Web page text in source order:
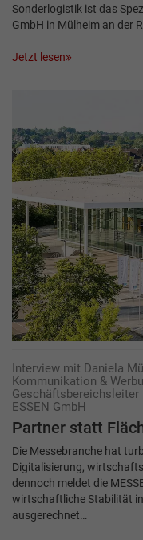
Sonderlogistik ist das
GmbH in Mülheim an der
Jetzt lesen
Interview mit Daniela
Kommunikation &
Geschäftsbereichsleiter
ESSEN GmbH
Partner statt
Die Messebranche hat
Digitalisierung,
dennoch meldet die
wirtschaftliche Stabilität
ausgerechnet…